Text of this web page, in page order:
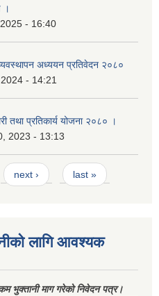
।
- 16:40
अध्ययन प्रतिवेदन २०८०
- 14:21
तथा प्रतिकार्य योजना २०८० ।
2023 - 13:13
next › last »
लागि आवश्यक
भुक्तानी माग गरेको निवेदन पत्र।